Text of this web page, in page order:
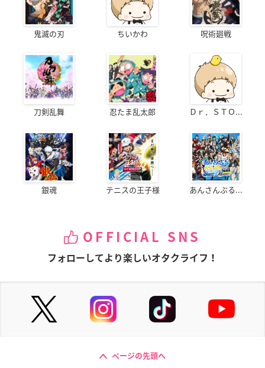
鬼滅の刃 ちいかわ 呪術廻戦
刀剣乱舞 忍たま乱太郎 Ｄｒ．ＳＴＯ...
銀魂 テニスの王子様 あんさんぶる...
OFFICIAL SNS
フォローしてより楽しいオタクライフ！
ページの先頭へ